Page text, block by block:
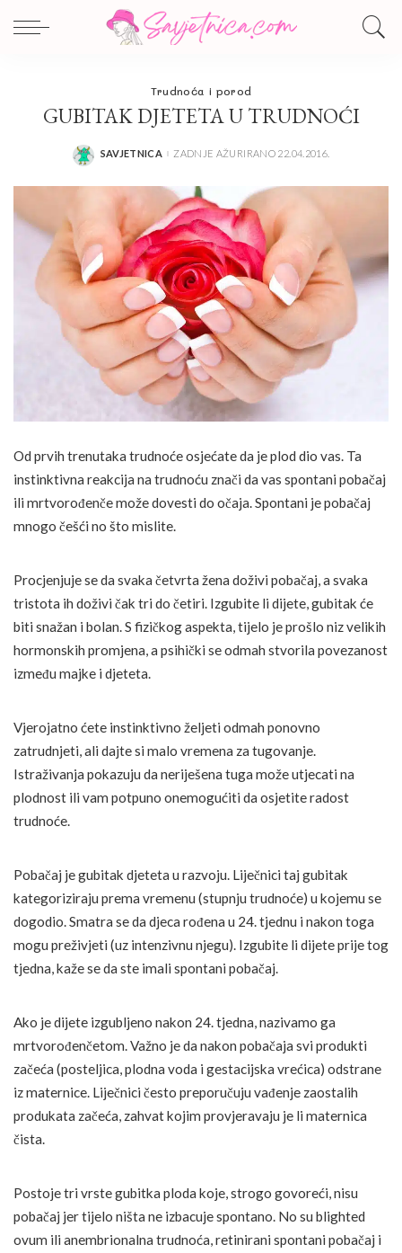
Trudnoća i porod
GUBITAK DJETETA U TRUDNOĆI
POSTED
SAVJETNICA ZADNJE AŽURIRANO 22.04.2016.
Od prvih trenutaka trudnoće osjećate da je plod dio vas. Ta
instinktivna reakcija na trudnoću znači da vas spontani pobačaj
ili mrtvorođenče može dovesti do očaja. Spontani je pobačaj
mnogo češći no što mislite.
Procjenjuje se da svaka četvrta žena doživi pobačaj, a svaka
tristota ih doživi čak tri do četiri. Izgubite li dijete, gubitak će
biti snažan i bolan. S fizičkog aspekta, tijelo je prošlo niz velikih
hormonskih promjena, a psihički se odmah stvorila povezanost
između majke i djeteta.
Vjerojatno ćete instinktivno željeti odmah ponovno
zatrudnjeti, ali dajte si malo vremena za tugovanje.
Istraživanja pokazuju da neriješena tuga može utjecati na
plodnost ili vam potpuno onemogućiti da osjetite radost
trudnoće.
Pobačaj je gubitak djeteta u razvoju. Liječnici taj gubitak
kategoriziraju prema vremenu (stupnju trudnoće) u kojemu se
dogodio. Smatra se da djeca rođena u 24. tjednu i nakon toga
mogu preživjeti (uz intenzivnu njegu). Izgubite li dijete prije tog
tjedna, kaže se da ste imali spontani pobačaj.
Ako je dijete izgubljeno nakon 24. tjedna, nazivamo ga
mrtvorođenčetom. Važno je da nakon pobačaja svi produkti
začeća (posteljica, plodna voda i gestacijska vrećica) odstrane
iz maternice. Liječnici često preporučuju vađenje zaostalih
produkata začeća, zahvat kojim provjeravaju je li maternica
čista.
Postoje tri vrste gubitka ploda koje, strogo govoreći, nisu
pobačaj jer tijelo ništa ne izbacuje spontano. No su blighted
ovum ili anembrionalna trudnoća, retinirani spontani pobačaj i